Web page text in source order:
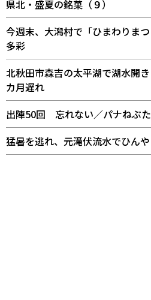
県北・盛夏の銘菓（９）
今週末、大潟村で「ひまわりま
多彩
北秋田市森吉の太平湖で湖水開
カ月遅れ
出陣50回 忘れない／パナねぶ
猛暑を逃れ、元滝伏流水でひん